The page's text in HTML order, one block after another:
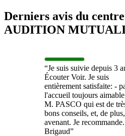
Derniers avis du
AUDITION
“Je suis suivie depuis 3
Écouter Voir. Je suis
entièrement satisfaite: -
l'accueil toujours
M. PASCO qui est de
bons conseils, et, de
avenant. Je
Brigaud”